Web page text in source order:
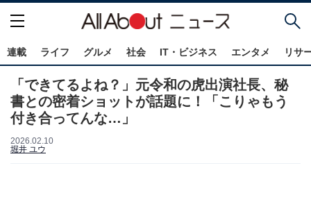
連載 ライフ グルメ 社会 IT・ビジネス エンタメ リサ
「できてるよね？」元令和の虎出演社長、秘
書との密着ショットが話題に！「こりゃもう
付き合ってんな…」
2026.02.10
堀井 ユウ